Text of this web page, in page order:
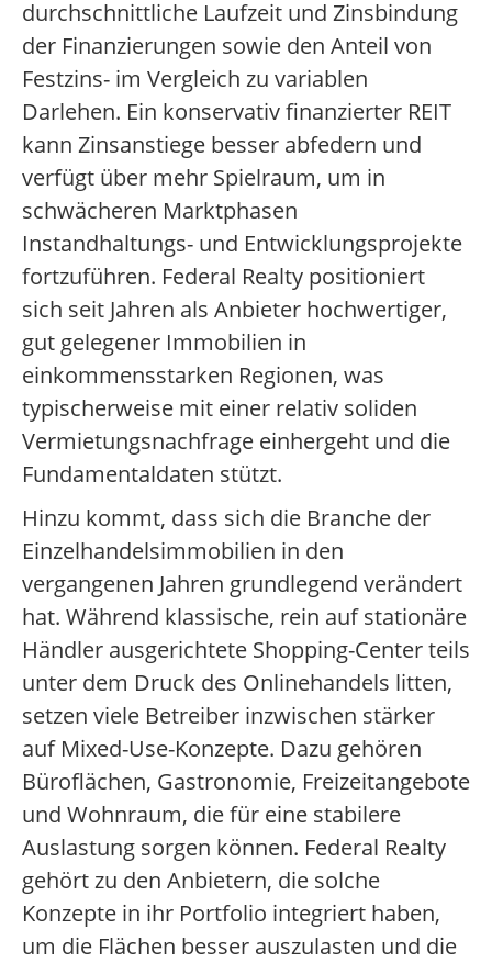
durchschnittliche Laufzeit und Zinsbindung
der Finanzierungen sowie den Anteil von
Festzins- im Vergleich zu variablen
Darlehen. Ein konservativ finanzierter REIT
kann Zinsanstiege besser abfedern und
verfügt über mehr Spielraum, um in
schwächeren Marktphasen
Instandhaltungs- und Entwicklungsprojekte
fortzuführen. Federal Realty positioniert
sich seit Jahren als Anbieter hochwertiger,
gut gelegener Immobilien in
einkommensstarken Regionen, was
typischerweise mit einer relativ soliden
Vermietungsnachfrage einhergeht und die
Fundamentaldaten stützt.
Hinzu kommt, dass sich die Branche der
Einzelhandelsimmobilien in den
vergangenen Jahren grundlegend verändert
hat. Während klassische, rein auf stationäre
Händler ausgerichtete Shopping-Center teils
unter dem Druck des Onlinehandels litten,
setzen viele Betreiber inzwischen stärker
auf Mixed-Use-Konzepte. Dazu gehören
Büroflächen, Gastronomie, Freizeitangebote
und Wohnraum, die für eine stabilere
Auslastung sorgen können. Federal Realty
gehört zu den Anbietern, die solche
Konzepte in ihr Portfolio integriert haben,
um die Flächen besser auszulasten und die